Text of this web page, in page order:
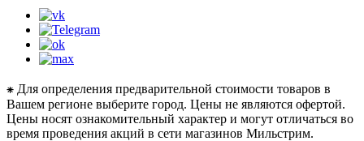
⁕ Для определения предварительной стоимости товаров в
Вашем регионе выберите город. Цены не являются офертой.
Цены носят ознакомительный характер и могут отличаться во
время проведения акций в сети магазинов Мильстрим.